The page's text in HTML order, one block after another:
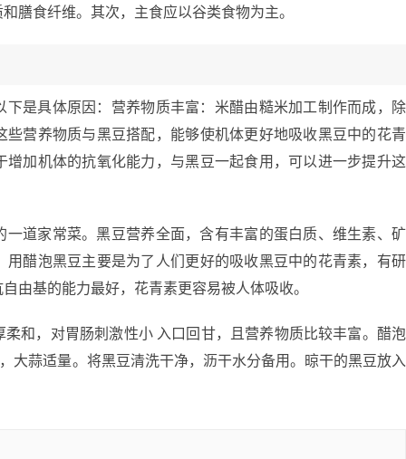
膳食纤维。其次，主食应以谷类食物为主。
是具体原因：营养物质丰富：米醋由糙米加工制作而成，除
营养物质与黑豆搭配，能够使机体更好地吸收黑豆中的花青
加机体的抗氧化能力，与黑豆一起食用，可以进一步提升这
道家常菜。黑豆营养全面，含有丰富的蛋白质、维生素、矿
醋泡黑豆主要是为了人们更好的吸收黑豆中的花青素，有研
由基的能力最好，花青素更容易被人体吸收。
和，对胃肠刺激性小 入口回甘，且营养物质比较丰富。醋泡
大蒜适量。将黑豆清洗干净，沥干水分备用。晾干的黑豆放入